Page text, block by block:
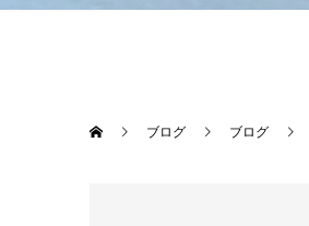
ブログ ブログ